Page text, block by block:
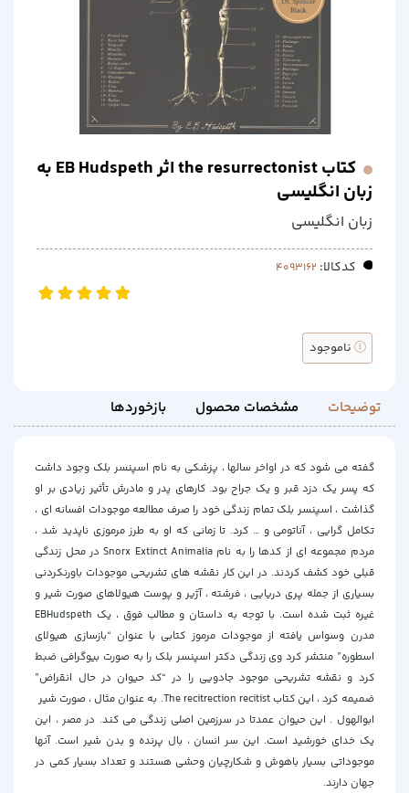
کتاب the resurrectonist اثر EB Hudspeth به
زبان انگلیسی
زبان انگلیسی
کدکالا:
ناموجود
توضیحات مشخصات محصول بازخوردها
گفته می شود که در اواخر سالها ، پزشکی به نام اسپنسر بلک وجود داشت
که پسر یک دزد قبر و یک جراح بود. کارهای پدر و مادرش تأثیر زیادی بر او
گذاشت ، اسپنسر بلک تمام زندگی خود را صرف مطالعه موجودات افسانه ای ،
تکامل گرایی ، آناتومی و … کرد. تا زمانی که او به طرز مرموزی ناپدید شد ،
مردم مجموعه ای از کدها را به نام Snorx Extinct Animalia در محل زندگی
قبلی خود کشف کردند. در این کار نقشه های تشریحی موجودات باورنکردنی
بسیاری از جمله پری دریایی ، فرشته ، آژیر و پوست هیولاهای صورت شیر ​​و
غیره ثبت شده است. با توجه به داستان و مطالب فوق ، یک EBHudspeth
مدرن وسواس یافته از موجودات مرموز کتابی با عنوان “بازسازی هیولای
اسطوره” منتشر کرد وی زندگی دکتر اسپنسر بلک را به صورت بیوگرافی ضبط
کرد و نقشه تشریحی موجود جادویی را در “کد حیوان در حال انقراض”
ضمیمه کرد ، این کتاب The recitrection recitist. به عنوان مثال ، صورت شیر ​​
ابوالهول . این حیوان عمدتا در سرزمین اصلی زندگی می کند. در مصر ، این
یک خدای خورشید است. این سر انسان ، بال پرنده و بدن شیر است. آنها
موجوداتی بسیار باهوش و شکارچیان وحشی هستند و تعداد بسیار کمی در
جهان دارند.